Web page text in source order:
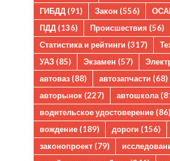
ГИБДД (91) Закон (556)
ПДД (136) Происшествия (56)
Статистика и рейтинги (317)
УАЗ (85) Экзамен (57)
автоваз (88) автозапчасти (68)
авторынок (227) автошкола
водительское удостоверение (86)
вождение (189) дороги (156)
законопроект (79)